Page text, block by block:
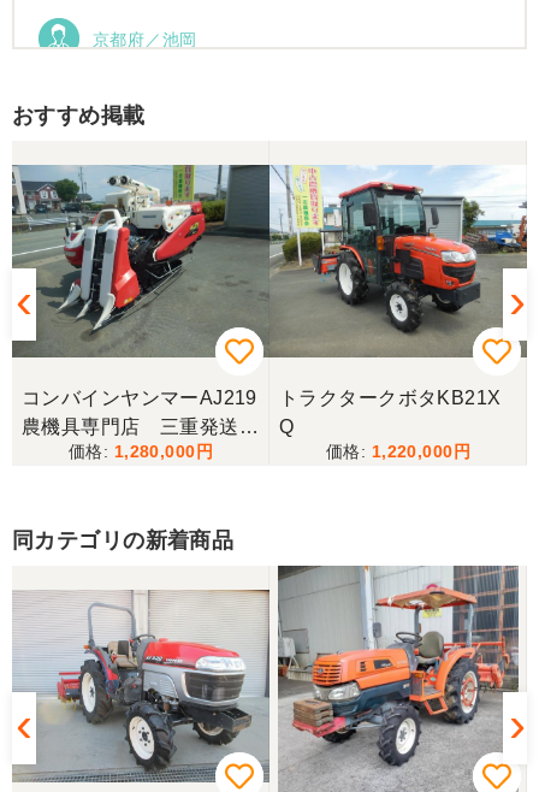
京都府／池岡
おすすめ掲載
コンバインヤンマーAJ219
農機具専門店 三重発送整
備済み
1,280,000
トラクタークボタKB21X
Q
1,220,000
同カテゴリの新着商品